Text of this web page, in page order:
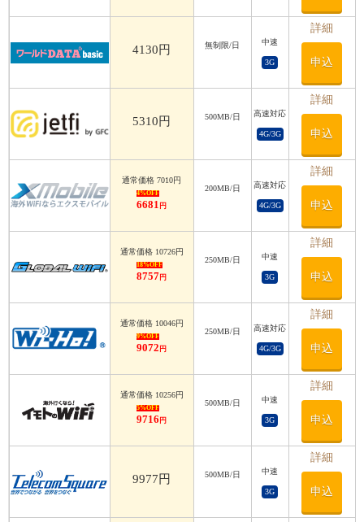
利用日数 4130円 無制限/日 中速
3G
詳細
申込
5310円 500MB/日 高速対応
4G/3G
詳細
申込
通常価格 7010円
4%OFF
6681 円
200MB/日 高速対応
4G/3G
詳細
申込
通常価格 10726円
18%OFF
8757 円
250MB/日 中速
3G
詳細
申込
通常価格 10046円
9%OFF
9072 円
250MB/日 高速対応
4G/3G
詳細
申込
通常価格 10256円
5%OFF
9716 円
500MB/日 中速
3G
詳細
申込
9977円 500MB/日 中速
3G
詳細
申込